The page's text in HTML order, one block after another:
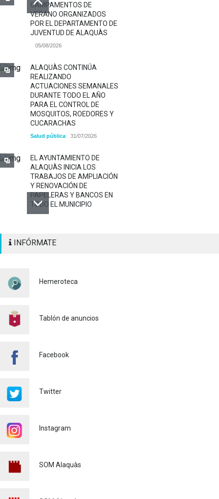
CAMPAMENTOS DE
VERANO ORGANIZADOS
POR EL DEPARTAMENTO DE
JUVENTUD DE ALAQUÀS
05/08/2026
ALAQUÀS CONTINÚA
REALIZANDO
ACTUACIONES SEMANALES
DURANTE TODO EL AÑO
PARA EL CONTROL DE
MOSQUITOS, ROEDORES Y
CUCARACHAS
Salud pública 31/07/2026
EL AYUNTAMIENTO DE
ALAQUÀS INICIA LOS
TRABAJOS DE AMPLIACIÓN
Y RENOVACIÓN DE
PAPELERAS Y BANCOS EN
TODO EL MUNICIPIO
SEÑALIZACIÓN
Policía 29/07/2026
PARA CONTROLAR LA
EN ALAQUÀS
'L'ESCOLA D'ESTIU', EN EL
INFÓRMATE
Hemeroteca
Tablón de anuncios
Facebook
Twitter
Instagram
SOM Alaquàs